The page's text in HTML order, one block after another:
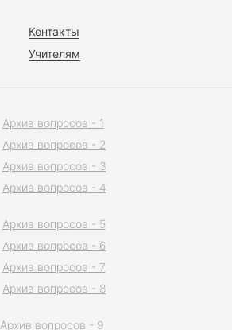
Контакты
Учителям
Архив вопросов - 1
Архив вопросов - 2
Архив вопросов - 3
Архив вопросов - 4
Архив вопросов - 5
Архив вопросов - 6
Архив вопросов - 7
Архив вопросов - 8
Архив вопросов - 9